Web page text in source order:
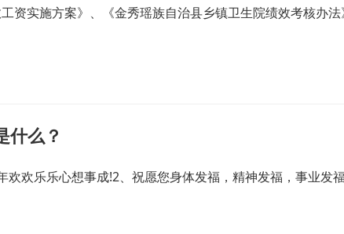
资实施方案》、《金秀瑶族自治县乡镇卫生院绩效考核办
什么？
欢乐乐心想事成!2、祝愿您身体发福，精神发福，事业发福